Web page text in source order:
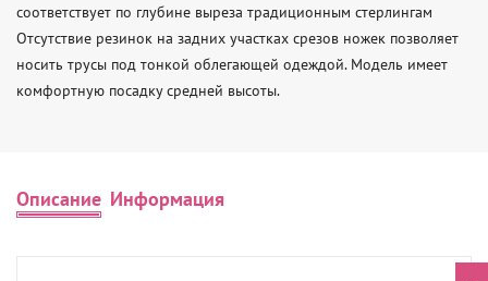
соответствует по глубине выреза традиционным стерлингам
Отсутствие резинок на задних участках срезов ножек позволяет
носить трусы под тонкой облегающей одеждой. Модель имеет
комфортную посадку средней высоты.
Описание Информация